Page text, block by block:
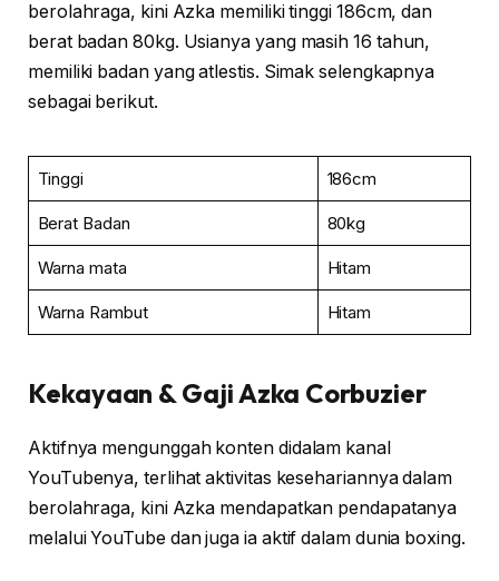
berolahraga, kini Azka memiliki tinggi 186cm, dan
berat badan 80kg. Usianya yang masih 16 tahun,
memiliki badan yang atlestis. Simak selengkapnya
sebagai berikut.
Tinggi 186cm
Berat Badan 80kg
Warna mata Hitam
Warna Rambut Hitam
Kekayaan & GajiAzka Corbuzier
Aktifnya mengunggah konten didalam kanal
YouTubenya, terlihat aktivitas kesehariannya dalam
berolahraga, kini Azka mendapatkan pendapatanya
melalui YouTube dan juga ia aktif dalam dunia boxing.